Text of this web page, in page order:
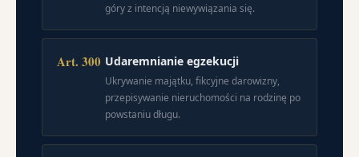
góry z intencją niewywiązania się.
Art. 300 Udaremnianie egzekucji
Ukrywanie majątku, fikcyjne darowizny,
przepisywanie nieruchomości na rodzinę po
powstaniu długu.